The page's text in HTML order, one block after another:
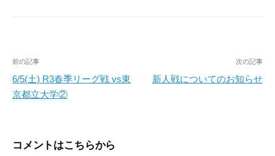
投
稿
ナ
ゲ
前の記事
6/5(土) R3春季リーグ戦 vs東
京都立大学②
次の記事
新人戦についてのお知らせ
コメントはこちらから